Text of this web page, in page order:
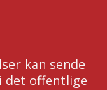
kan sende
det offentlige